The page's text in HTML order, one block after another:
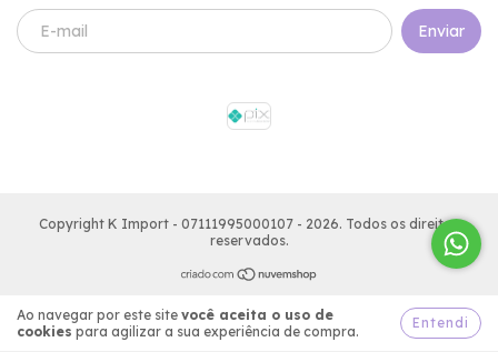
Ao navegar por este site você aceita o uso de
cookies para agilizar a sua experiência de compra.
Entendi
Copyright K Import - 07111995000107 - 2026. Todos os direitos
reservados.